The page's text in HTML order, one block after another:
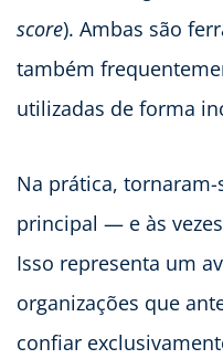
score). Ambas são
também
utilizadas de forma
Na prática,
principal — e às
Isso representa um
organizações que
confiar